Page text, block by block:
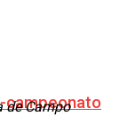
campeonato
Campo